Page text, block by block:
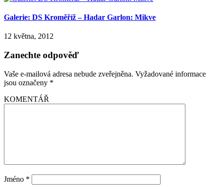
Galerie: DS Kroměříž – Hadar Garlon: Mikve
12 května, 2012
Zanechte odpověď
Vaše e-mailová adresa nebude zveřejněna. Vyžadované informace
jsou označeny *
KOMENTÁŘ
Jméno *